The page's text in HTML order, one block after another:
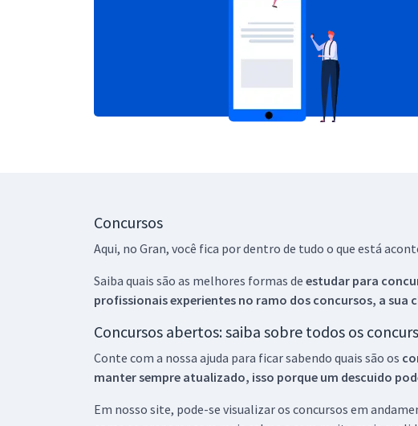
Concursos
Aqui, no Gran, você fica por dentro de tudo o que está
Saiba quais são as melhores formas de estudar para
profissionais experientes no ramo dos concursos, a sua
Concursos abertos: saiba sobre todos os
Conte com a nossa ajuda para ficar sabendo quais são os
manter sempre atualizado, isso porque um descuido
Em nosso site, pode-se visualizar os concursos em